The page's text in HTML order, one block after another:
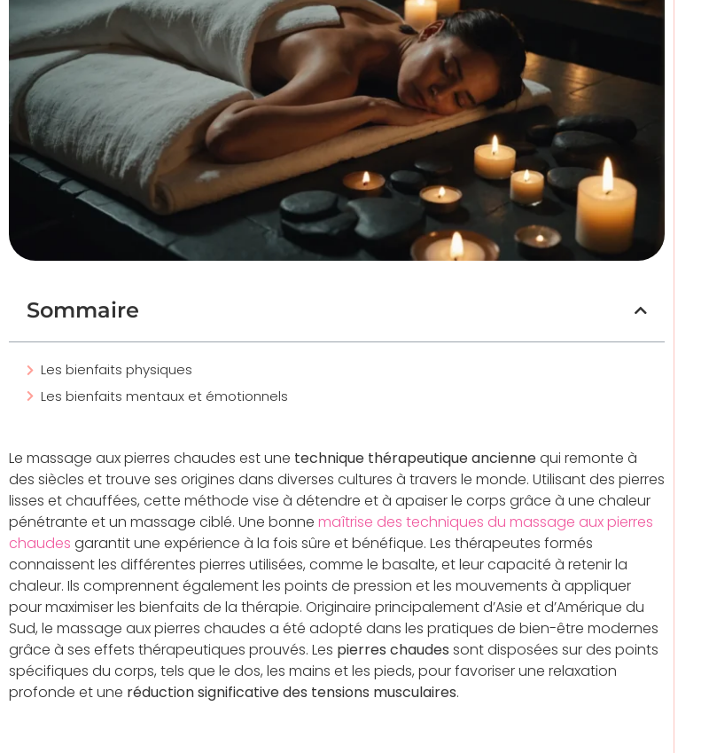
Sommaire
Les bienfaits physiques
Les bienfaits mentaux et émotionnels
Le massage aux pierres chaudes est une technique thérapeutique anciennequi remonte à
des siècles et trouve ses origines dans diverses cultures à travers le monde. Utilisant des pierres
lisses et chauffées, cette méthode vise à détendre et à apaiser le corps grâce à une chaleur
pénétrante et un massage ciblé. Une bonne maîtrise des techniques du massage aux pierres
chaudes garantit une expérience à la fois sûre et bénéfique. Les thérapeutes formés
connaissent les différentes pierres utilisées, comme le basalte, et leur capacité à retenir la
chaleur. Ils comprennent également les points de pression et les mouvements à appliquer
pour maximiser les bienfaits de la thérapie. Originaire principalement d’Asie et d’Amérique du
Sud, le massage aux pierres chaudes a été adopté dans les pratiques de bien-être modernes
grâce à ses effets thérapeutiques prouvés. Les pierres chaudes sont disposées sur des points
spécifiques du corps, tels que le dos, les mains et les pieds, pour favoriser une relaxation
profonde et une réduction significative des tensions musculaires.